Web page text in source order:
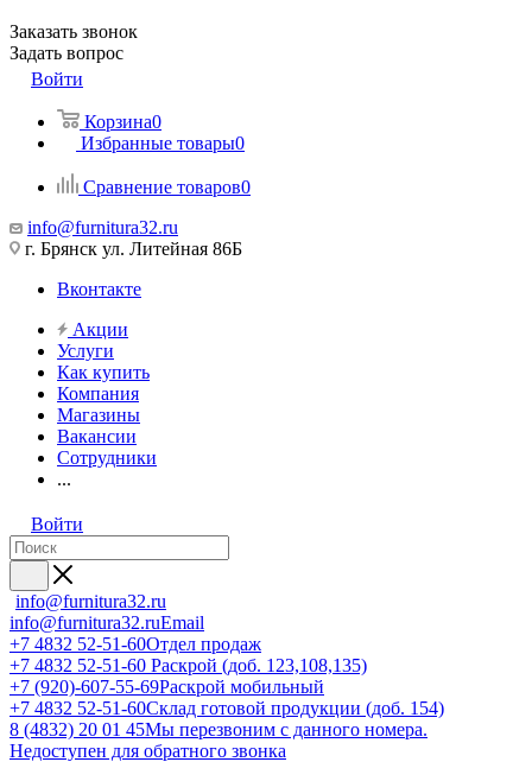
Заказать звонок
Задать вопрос
Войти
Корзина0
Избранные товары0
Сравнение товаров0
info@furnitura32.ru
г. Брянск ул. Литейная 86Б
Вконтакте
Акции
Услуги
Как купить
Компания
Магазины
Вакансии
Сотрудники
...
Войти
info@furnitura32.ru
info@furnitura32.ruEmail
+7 4832 52-51-60Отдел продаж
+7 4832 52-51-60 Раскрой (доб. 123,108,135)
+7 (920)-607-55-69Раскрой мобильный
+7 4832 52-51-60Склад готовой продукции (доб. 154)
8 (4832) 20 01 45Мы перезвоним с данного номера.
Недоступен для обратного звонка